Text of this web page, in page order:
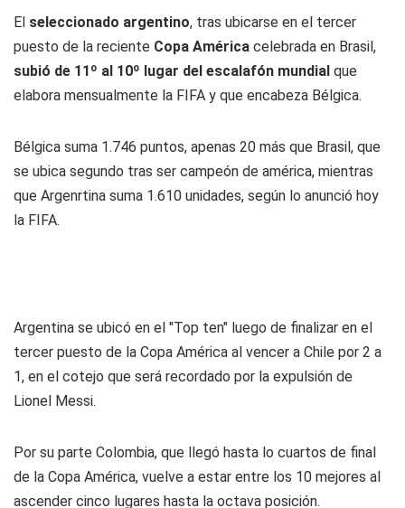
El seleccionado argentino, tras ubicarse en el tercer
puesto de la reciente Copa América celebrada en Brasil,
subió de 11º al 10º lugar del escalafón mundial que
elabora mensualmente la FIFA y que encabeza Bélgica.
Bélgica suma 1.746 puntos, apenas 20 más que Brasil, que
se ubica segundo tras ser campeón de américa, mientras
que Argenrtina suma 1.610 unidades, según lo anunció hoy
la FIFA.
Argentina se ubicó en el "Top ten" luego de finalizar en el
tercer puesto de la Copa América al vencer a Chile por 2 a
1, en el cotejo que será recordado por la expulsión de
Lionel Messi.
Por su parte Colombia, que llegó hasta lo cuartos de final
de la Copa América, vuelve a estar entre los 10 mejores al
ascender cinco lugares hasta la octava posición.